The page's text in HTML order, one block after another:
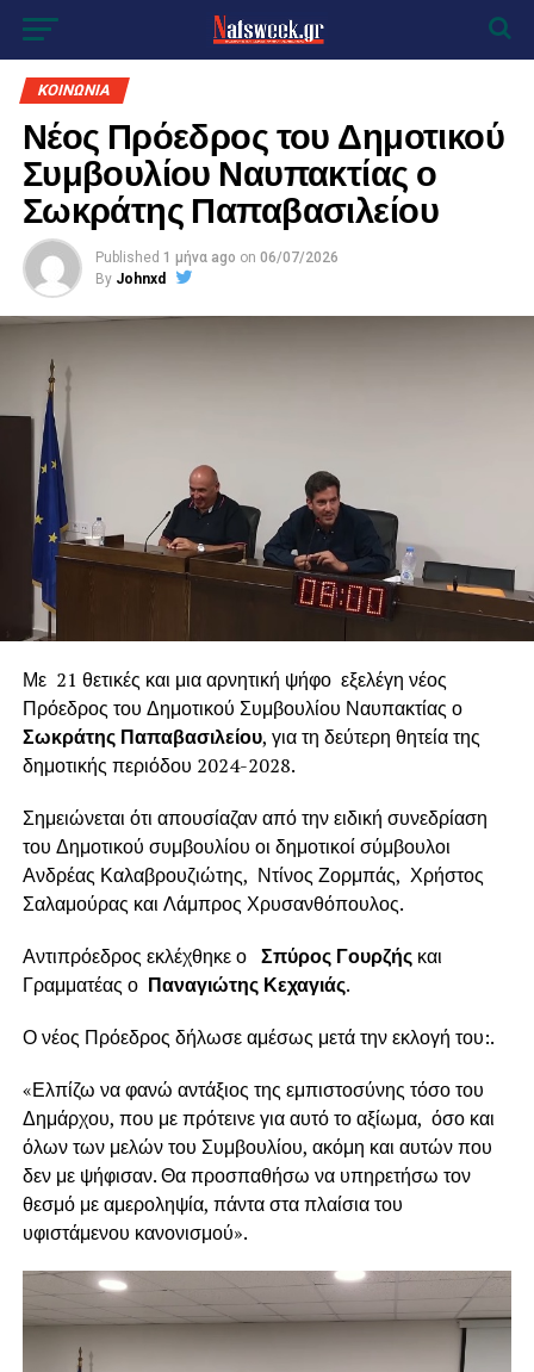
ΚΟΙΝΩΝΙΑ
Νέος Πρόεδρος του Δημοτικού
Συμβουλίου Ναυπακτίας ο
Σωκράτης Παπαβασιλείου
Published 1 μήνα ago on 06/07/2026
By Johnxd
Με 21 θετικές και μια αρνητική ψήφο εξελέγη νέος
Πρόεδρος του Δημοτικού Συμβουλίου Ναυπακτίας ο
Σωκράτης Παπαβασιλείου, για τη δεύτερη θητεία της
δημοτικής περιόδου 2024-2028.
Σημειώνεται ότι απουσίαζαν από την ειδική συνεδρίαση
του Δημοτικού συμβουλίου οι δημοτικοί σύμβουλοι
Ανδρέας Καλαβρουζιώτης, Ντίνος Ζορμπάς, Χρήστος
Σαλαμούρας και Λάμπρος Χρυσανθόπουλος.
Αντιπρόεδρος εκλέχθηκε ο Σπύρος Γουρζήςκαι
Γραμματέας ο Παναγιώτης Κεχαγιάς.
Ο νέος Πρόεδρος δήλωσε αμέσως μετά την εκλογή του:.
«Ελπίζω να φανώ αντάξιος της εμπιστοσύνης τόσο του
Δημάρχου, που με πρότεινε για αυτό το αξίωμα, όσο και
όλων των μελών του Συμβουλίου, ακόμη και αυτών που
δεν με ψήφισαν. Θα προσπαθήσω να υπηρετήσω τον
θεσμό με αμεροληψία, πάντα στα πλαίσια του
υφιστάμενου κανονισμού».